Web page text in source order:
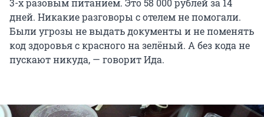
3-х разовым питанием. Это 58 000 рублей за 14
дней. Никакие разговоры с отелем не помогали.
Были угрозы не выдать документы и не поменять
код здоровья с красного на зелёный. А без кода не
пускают никуда, — говорит Ида.